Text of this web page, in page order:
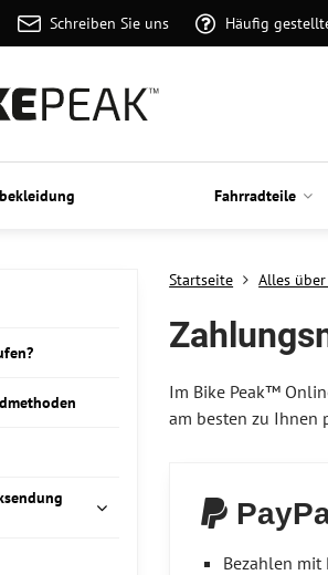
Schreiben Sie uns Häufig
Fahrradteile
Startseite Alles
Im Bike Peak™
am besten zu Ihnen
Bezahlen mit